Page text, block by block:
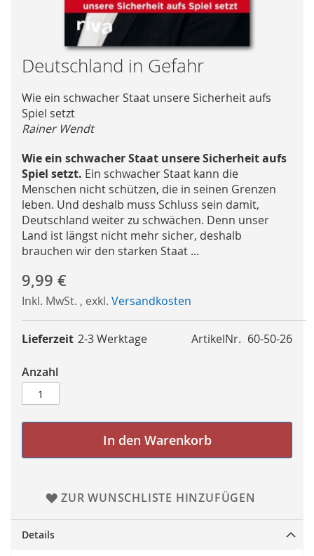
Skip
to
the
beginning
of
the
images
gallery
Deutschland in Gefahr
Wie ein schwacher Staat unsere Sicherheit aufs
Spiel setzt
Rainer Wendt
Wie ein schwacher Staat unsere Sicherheit aufs
Spiel setzt. Ein schwacher Staat kann die
Menschen nicht schützen, die in seinen Grenzen
leben. Und deshalb muss Schluss sein damit,
Deutschland weiter zu schwächen. Denn unser
Land ist längst nicht mehr sicher, deshalb
brauchen wir den starken Staat ...
9,99 €
Inkl. MwSt. , exkl. Versandkosten
ArtikelNr. 60-50-26
Lieferzeit 2-3 Werktage
Anzahl
In den Warenkorb
ZUR WUNSCHLISTE HINZUFÜGEN
Details